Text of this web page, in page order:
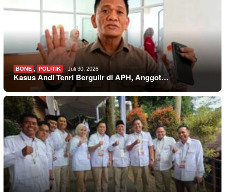
BONE POLITIK Juli 30, 2026
Kasus Andi Tenri Bergulir di APH, Anggot…